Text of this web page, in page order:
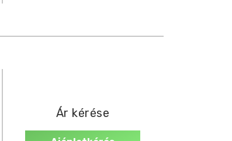
Ár kérése